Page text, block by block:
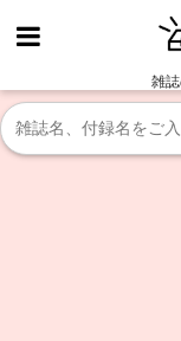
雑